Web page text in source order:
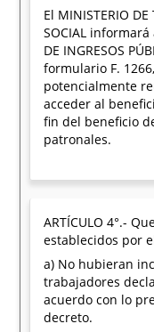
El MINISTERIO DE
SOCIAL informará
DE INGRESOS
formulario F.
potencialmente
acceder al
fin del beneficio
patronales.
ARTÍCULO 4°.-
establecidos por
a) No hubieran
trabajadores
acuerdo con lo
decreto.